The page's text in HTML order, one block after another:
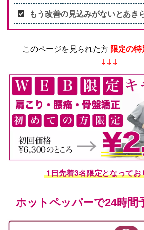
もう改善の見込みがないとあき
このページを見られた方 限定の
↓↓↓
1日先着3名限定となってお
ホットペッパーで24時間